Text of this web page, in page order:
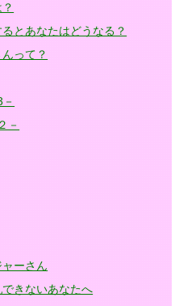
とあなたはどうなる？
って？
－
ーさん
きないあなたへ